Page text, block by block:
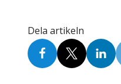
Dela artikeln